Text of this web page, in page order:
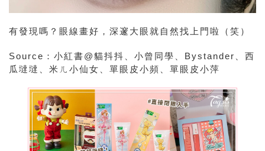
有發現嗎？眼線畫好，深邃大眼就自然找上門啦（笑）
Source：小紅書@貓抖抖、小曾同學、Bystander、西
瓜墶墶、米ㄦ小仙女、單眼皮小頻、單眼皮小萍